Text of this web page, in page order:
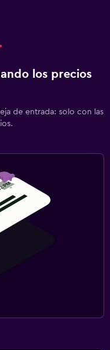
los precios
de entrada: solo con las